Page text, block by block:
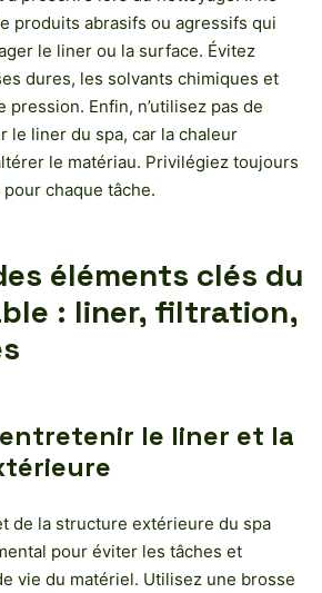
produits abrasifs ou agressifs qui
le liner ou la surface. Évitez
dures, les solvants chimiques et
pression. Enfin, n’utilisez pas de
le liner du spa, car la chaleur
le matériau. Privilégiez toujours
chaque tâche.
éléments clés du
: liner, filtration,
le liner et la
de la structure extérieure du spa
pour éviter les tâches et
vie du matériel. Utilisez une brosse